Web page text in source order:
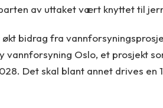
av uttaket vært knyttet til
bidrag fra
vannforsyning Oslo, et prosjekt
Det skal blant annet drives en